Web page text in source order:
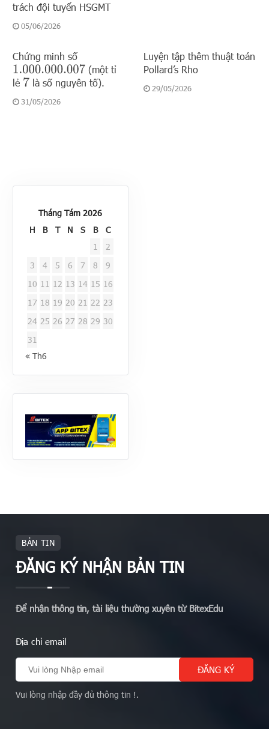
trách đội tuyển HSGMT
05/06/2026
Chứng minh số
1.000.000.007
(một tỉ
lẻ 7là số nguyên tố).
31/05/2026
Luyện tập thêm thuật toán
Pollard’s Rho
29/05/2026
Tháng Tám 2026
H
B T N S B
C
1
2
3
4 5 6 7 8
9
10 11 12 13 14 15 16
17 18 19 20 21 22 23
24 25 26 27 28 29 30
31
« Th6
BẢN TIN
ĐĂNG KÝ NHẬN BẢN TIN
Để nhận thông tin, tài liệu thường xuyên từ BitexEdu
Địa chỉ email
Vui lòng nhập đầy đủ thông tin !.